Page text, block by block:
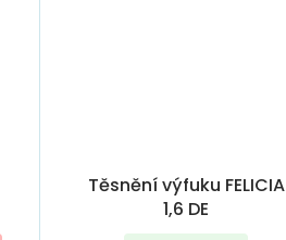
Těsnění výfuku FELICIA
1,6 DE